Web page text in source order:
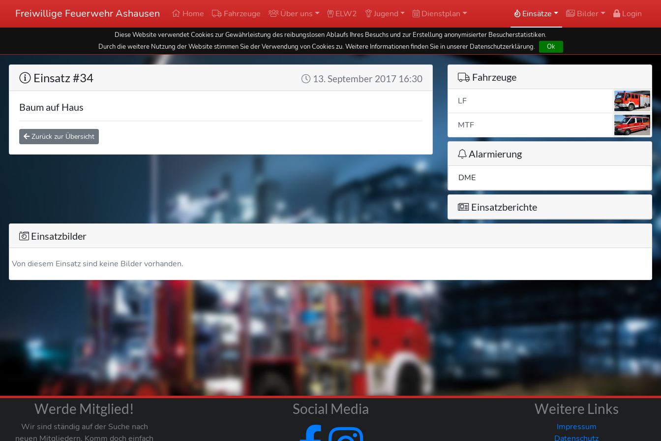
Freiwillige Feuerwehr Ashausen Home Fahrzeuge Über uns ELW2 Jugend Dienstplan Einsätze Bilder Login
Diese Website verwendet Cookies zur Gewährleistung des reibungslosen Ablaufs Ihres Besuchs und zur Erstellung anonymisierter Besucherstatistiken.
Durch die weitere Nutzung der Website stimmen Sie der Verwendung von Cookies zu. Weitere Informationen finden Sie in unserer Datenschutzerklärung.
Ok
Einsatz #34 13. September 2017 16:30
Baum auf Haus
Zurück zur Übersicht
Fahrzeuge
LF
MTF
Alarmierung
DME
Einsatzberichte
Einsatzbilder
Von diesem Einsatz sind keine Bilder vorhanden.
Werde Mitglied!
Wir sind ständig auf der Suche nach
neuen Mitgliedern. Komm doch einfach
Social Media Weitere Links
Impressum
Datenschutz